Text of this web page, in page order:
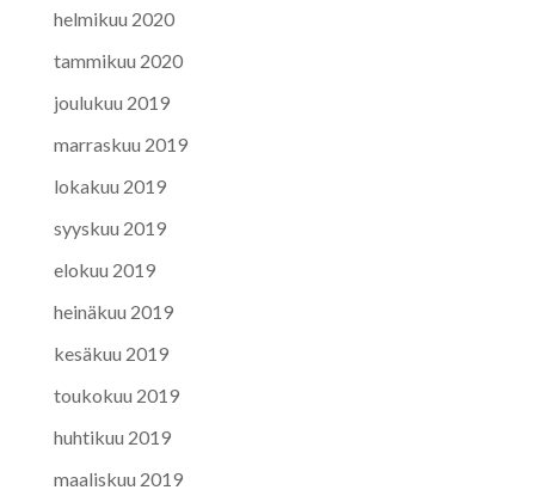
helmikuu 2020
tammikuu 2020
joulukuu 2019
marraskuu 2019
lokakuu 2019
syyskuu 2019
elokuu 2019
heinäkuu 2019
kesäkuu 2019
toukokuu 2019
huhtikuu 2019
maaliskuu 2019